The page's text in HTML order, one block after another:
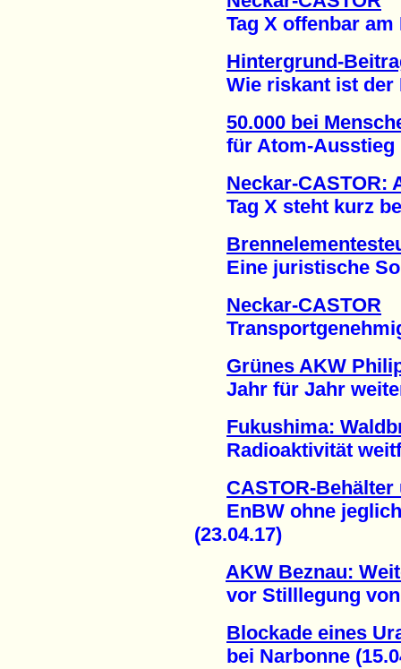
Tag X offenbar am
Hintergrund-
Wie riskant ist der
50.000 bei
für Atom-Ausstieg
Neckar-CASTOR:
Tag X steht kurz
Eine juristische
Neckar-CASTOR
Grünes AKW
Jahr für Jahr
Fukushima:
Radioaktivität
CASTOR-
EnBW ohne
(23.04.17)
AKW Beznau:
vor Stilllegung von
Blockade eines
bei Narbonne